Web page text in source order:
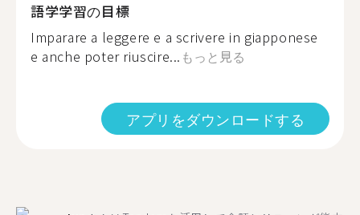
語学学習の目標
Imparare a leggere e a scrivere in giapponese
e anche poter riuscire... もっと見る
アプリをダウンロードする